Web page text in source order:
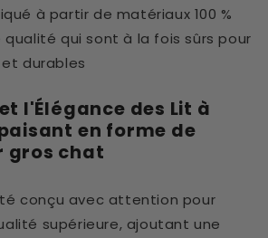
à partir de matériaux 100 %
qualité qui sont à la fois sûrs pour
durables
l'Élégance des Lit à
en forme de
gros chat
conçu avec attention pour
supérieure, ajoutant une